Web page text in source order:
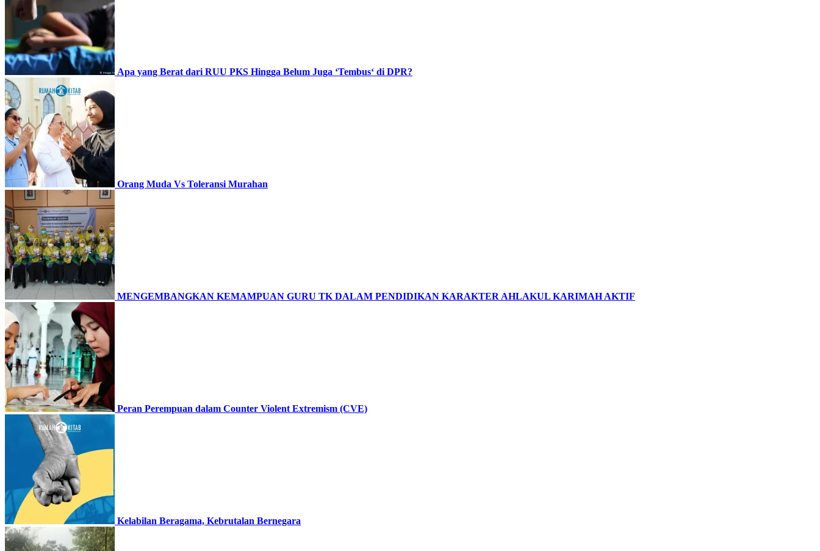
Apa yang Berat dari RUU PKS Hingga Belum Juga ‘Tembus‘ di DPR?
Orang Muda Vs Toleransi Murahan
MENGEMBANGKAN KEMAMPUAN GURU TK DALAM PENDIDIKAN KARAKTER AHLAKUL KARIMAH AKTIF
Peran Perempuan dalam Counter Violent Extremism (CVE)
Kelabilan Beragama, Kebrutalan Bernegara